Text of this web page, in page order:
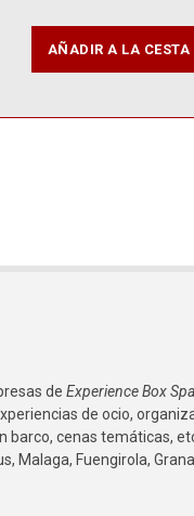
de Experience Box
de ocio,
barco, cenas temáticas,
Malaga, Fuengirola,